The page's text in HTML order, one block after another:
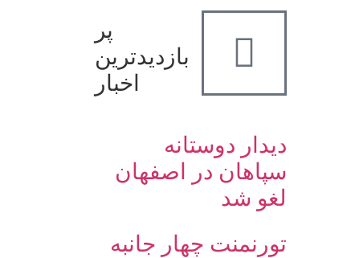
پر
بازدیدترین
اخبار
دیدار دوستانه
سپاهان در اصفهان
لغو شد
تورنمنت چهار جانبه